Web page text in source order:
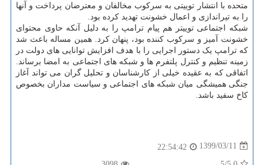
متحده با انتشار توییتی به سرکوب مخالفان و معترضان پرداخت و آنها
را به تیراندازی و اعمال خشونت تهدید کرده بود.
شبکه اجتماعی توییتر هم پیام ترامپ را به دلیل آنکه حاوی محتوای
خشونت آمیز و سرکوب کننده بود، پنهان کرد. همین مساله باعث شد
که ترامپ یک دستور اجرایی را با هدف افزایش توانایی های دولت در
زمینه تنظیم و کنترل پلتفرم ها و شبکه های اجتماعی به امضا برساند.
اتفاقی که به عقیده خیلی از کارشناسان و تحلیل گران می تواند آغاز
جنگی همیشگی میان شبکه های اجتماعی و سیاست مداران بخصوص
کاخ سفید باشد.
1399/03/11
22:54:42